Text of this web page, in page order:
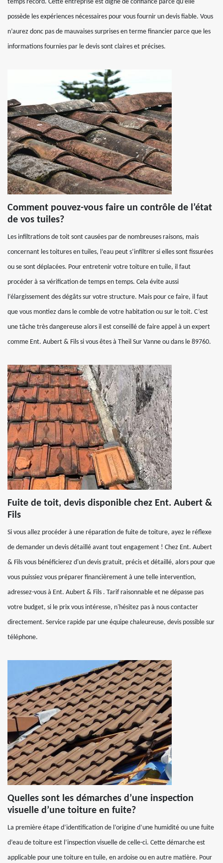
temps record. Cette entreprise est digne de confiance parce qu’elle
possède les expériences nécessaires pour vous fournir un devis fiable. Vous
n’aurez donc pas de mauvaises surprises en terme financier parce que les
informations fournies par le devis sont claires et précises.
Comment pouvez-vous faire un contrôle de l’état
de vos tuiles?
Les infiltrations de toit sont causées par de nombreuses raisons, mais
concernant les toitures en tuiles, l’eau peut s’infiltrer si elles sont fissurées
ou se sont déplacées. Pour entretenir votre toiture en tuile, il faut
procéder à sa vérification de temps en temps. Cela évite aussi
l’élargissement des dégâts sur votre structure. Mais pour ce faire, il faut
que vous montiez dans le comble de votre habitation ou sur le toit. C’est
une tâche très dangereuse alors il est conseillé de faire appel à un expert
comme Ent. Aubert & Fils si vous êtes à Theil Sur Vanne ou dans le 89760.
Fuite de toit, devis disponible chez Ent. Aubert &
Fils
Si vous allez procéder à une réparation de fuite de toiture, ayez le réflexe
de demander un devis détaillé avant tout engagement ! Chez Ent. Aubert
& Fils vous bénéficierez d'un devis gratuit, précis et détaillé, alors pour que
vous puissiez vous préparer financièrement à une telle intervention,
adressez-vous à Ent. Aubert & Fils . Tarif raisonnable et ne dépasse pas
votre budget, si le prix vous intéresse, n'hésitez pas à nous contacter
directement. Service rapide par une équipe chaleureuse, devis possible sur
téléphone.
Quelles sont les démarches d’une inspection
visuelle d’une toiture en fuite?
La première étape d’identification de l’origine d’une humidité ou une fuite
d’eau de toiture est l’inspection visuelle de celle-ci. Cette démarche est
applicable pour une toiture en tuile, en ardoise ou en autre matière. Pour